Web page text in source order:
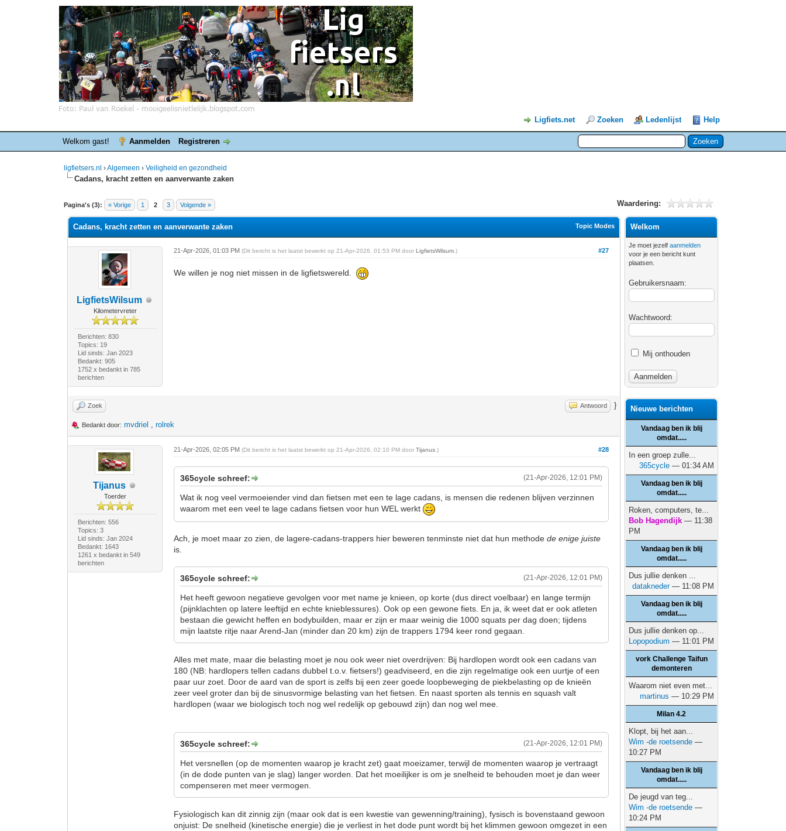
Ligfiets.net Zoeken Ledenlijst Help
Welkom gast! Aanmelden Registreren
ligfietsers.nl ›Algemeen ›Veiligheid en gezondheid
Cadans, kracht zetten en aanverwante zaken
Pagina's (3): « Vorige 1 2 3 Volgende » Waardering:
0 stemmen - gemiddelde waardering is 0
1
2
3
4
5
Topic Modes
Cadans, kracht zetten en aanverwante zaken
LigfietsWilsum
Kilometervreter
Berichten: 830
Topics: 19
Lid sinds: Jan 2023
Bedankt: 905
1752 x bedankt in 785
berichten
#27
21-Apr-2026, 01:03 PM(Dit bericht is het laatst bewerkt op 21-Apr-2026, 01:53 PM doorLigfietsWilsum .)
We willen je nog niet missen in de ligfietswereld.
Zoek Antwoord }
Bedankt door: mvdriel ,rolrek
Tijanus
Toerder
Berichten: 556
Topics: 3
Lid sinds: Jan 2024
Bedankt: 1643
1261 x bedankt in 549
berichten
#28
21-Apr-2026, 02:05 PM(Dit bericht is het laatst bewerkt op 21-Apr-2026, 02:10 PM doorTijanus .)
(21-Apr-2026, 12:01 PM)
365cycle schreef:
Wat ik nog veel vermoeiender vind dan fietsen met een te lage cadans, is mensen die redenen blijven verzinnen
waarom met een veel te lage cadans fietsen voor hun WEL werkt
Ach, je moet maar zo zien, de lagere-cadans-trappers hier beweren tenminste niet dat hun methodede enige juiste
is.
(21-Apr-2026, 12:01 PM)
365cycle schreef:
Het heeft gewoon negatieve gevolgen voor met name je knieen, op korte (dus direct voelbaar) en lange termijn
(pijnklachten op latere leeftijd en echte knieblessures). Ook op een gewone fiets. En ja, ik weet dat er ook atleten
bestaan die gewicht heffen en bodybuilden, maar er zijn er maar weinig die 1000 squats per dag doen; tijdens
mijn laatste ritje naar Arend-Jan (minder dan 20 km) zijn de trappers 1794 keer rond gegaan.
Alles met mate, maar die belasting moet je nou ook weer niet overdrijven: Bij hardlopen wordt ook een cadans van
180 (NB: hardlopers tellen cadans dubbel t.o.v. fietsers!) geadviseerd, en die zijn regelmatige ook een uurtje of een
paar uur zoet. Door de aard van de sport is zelfs bij een zeer goede loopbeweging de piekbelasting op de knieën
zeer veel groter dan bij de sinusvormige belasting van het fietsen. En naast sporten als tennis en squash valt
hardlopen (waar we biologisch toch nog wel redelijk op gebouwd zijn) dan nog wel mee.
(21-Apr-2026, 12:01 PM)
365cycle schreef:
Het versnellen (op de momenten waarop je kracht zet) gaat moeizamer, terwijl de momenten waarop je vertraagt
(in de dode punten van je slag) langer worden. Dat het moeilijker is om je snelheid te behouden moet je dan weer
compenseren met meer vermogen.
Fysiologisch kan dit zinnig zijn (maar ook dat is een kwestie van gewenning/training), fysisch is bovenstaand gewoon
onjuist: De snelheid (kinetische energie) die je verliest in het dode punt wordt bij het klimmen gewoon omgezet in een
Welkom
Je moet jezelfaanmelden
voor je een bericht kunt
plaatsen.
Gebruikersnaam:
Wachtwoord:
Mij onthouden
Nieuwe berichten
Vandaag ben ik blij
omdat.....
In een groep zulle...
365cycle — 01:34 AM
Vandaag ben ik blij
omdat.....
Roken, computers, te...
Bob Hagendijk — 11:38
PM
Vandaag ben ik blij
omdat.....
Dus jullie denken ...
datakneder— 11:08 PM
Vandaag ben ik blij
omdat.....
Dus jullie denken op...
Lopopodium — 11:01 PM
vork Challenge Taifun
demonteren
Waarom niet even met...
martinus — 10:29 PM
Milan 4.2
Klopt, bij het aan...
Wim -de roetsende —
10:27 PM
Vandaag ben ik blij
omdat.....
De jeugd van teg...
Wim -de roetsende —
10:24 PM